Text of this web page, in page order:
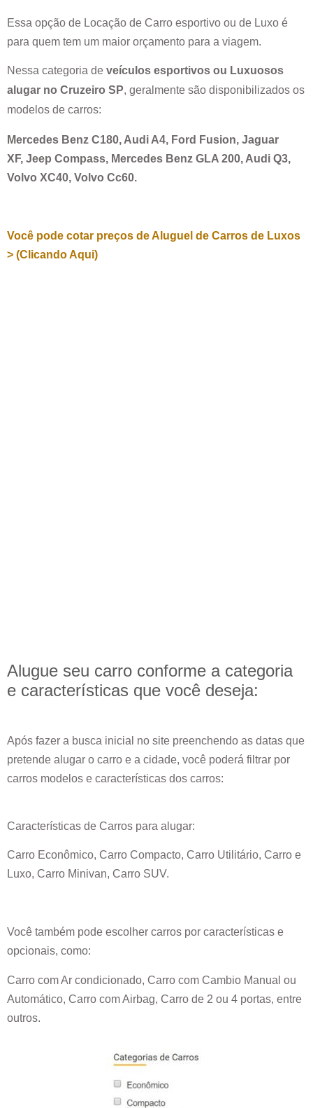
Essa opção de Locação de Carro esportivo ou de Luxo é
para quem tem um maior orçamento para a viagem.
Nessa categoria de veículos esportivos ou Luxuosos
alugar no Cruzeiro SP, geralmente são disponibilizados os
modelos de carros:
Mercedes Benz C180, Audi A4, Ford Fusion, Jaguar
XF, Jeep Compass, Mercedes Benz GLA 200, Audi Q3,
Volvo XC40, Volvo Cc60.
Você pode cotar preços de Aluguel de Carros de Luxos
> (Clicando Aqui)
Alugue seu carro conforme a categoria
e características que você deseja:
Após fazer a busca inicial no site preenchendo as datas que
pretende alugar o carro e a cidade, você poderá filtrar por
carros modelos e características dos carros:
Características de Carros para alugar:
Carro Econômico, Carro Compacto, Carro Utilitário, Carro e
Luxo, Carro Minivan, Carro SUV.
Você também pode escolher carros por características e
opcionais, como:
Carro com Ar condicionado, Carro com Cambio Manual ou
Automático, Carro com Airbag, Carro de 2 ou 4 portas, entre
outros.